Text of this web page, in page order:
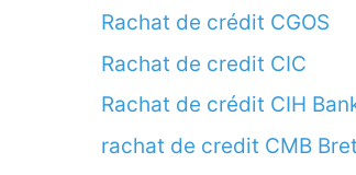
Rachat de crédit CGOS
Rachat de credit CIC
Rachat de crédit CIH
rachat de credit CMB